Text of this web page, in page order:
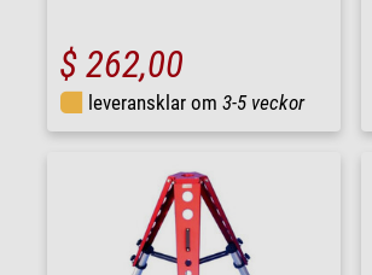
$ 262,00
leveransklar om 3-5 veckor